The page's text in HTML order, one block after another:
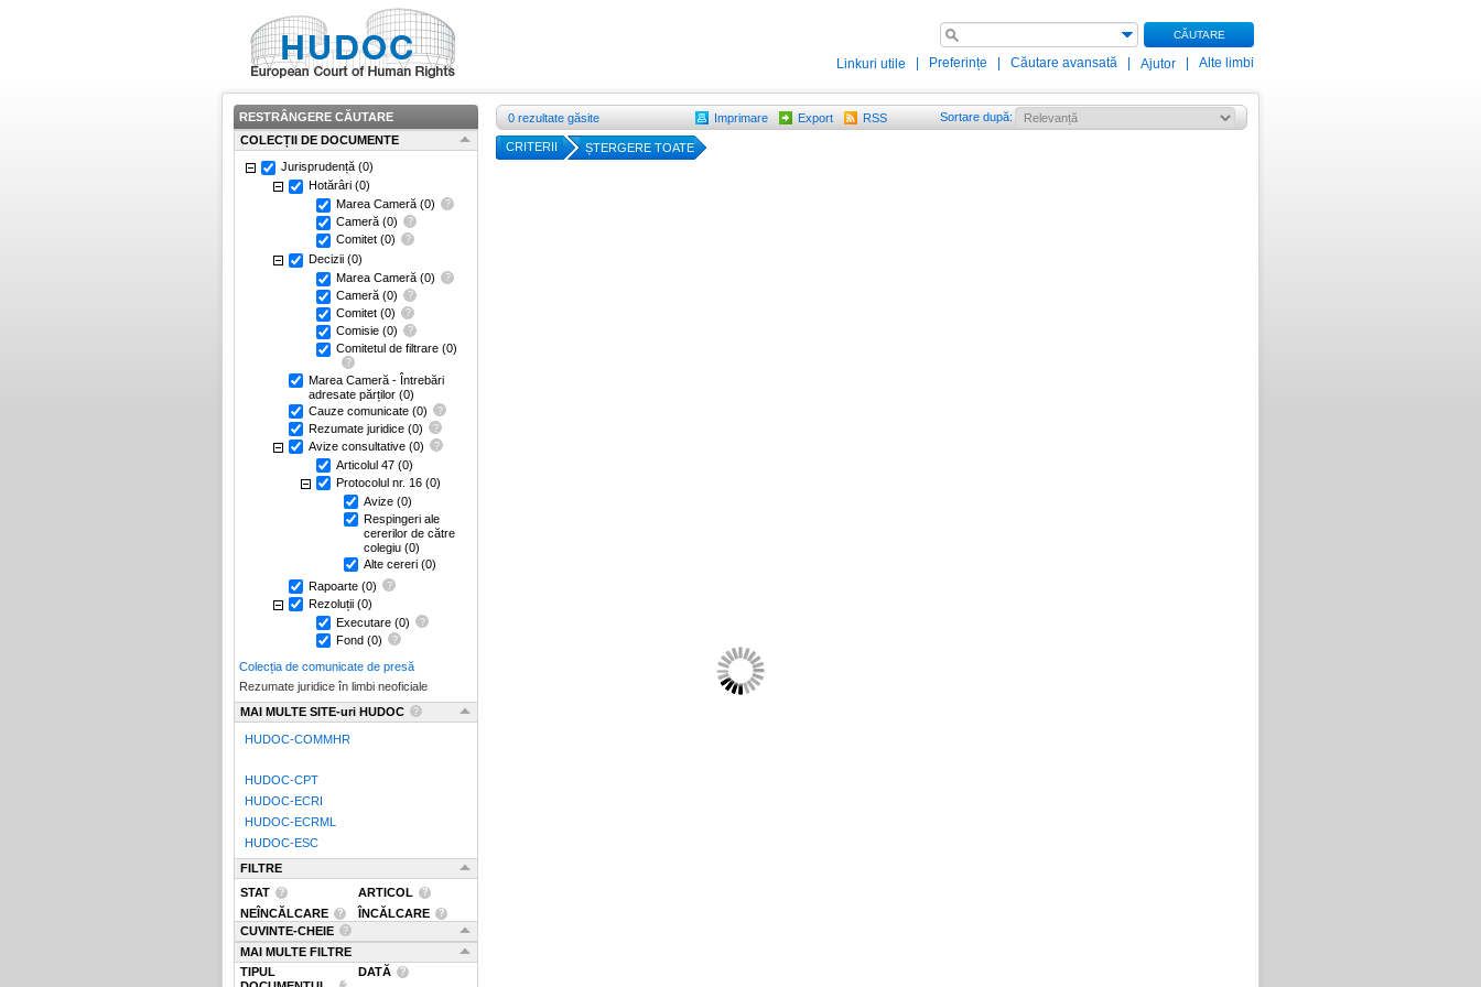
CĂUTARE
Linkuri utile Preferințe Căutare avansată Ajutor Alte limbi
RESTRÂNGERE CĂUTARE
COLECȚII DE DOCUMENTE
Jurisprudență (0)
Hotărâri (0)
Marea Cameră (0)
Cameră (0)
Comitet (0)
Decizii (0)
Marea Cameră (0)
Cameră (0)
Comitet (0)
Comisie (0)
Comitetul de filtrare (0)
Marea Cameră - Întrebări
adresate părților (0)
Cauze comunicate (0)
Rezumate juridice (0)
Avize consultative (0)
Articolul 47 (0)
Protocolul nr. 16 (0)
Avize (0)
Respingeri ale
cererilor de către
colegiu (0)
Alte cereri (0)
Rapoarte (0)
Rezoluții (0)
Executare (0)
Fond (0)
Colecția de comunicate de presă
Rezumate juridice în limbi neoficiale
MAI MULTE SITE-uri HUDOC
HUDOC-COMMHR
HUDOC-CPT
HUDOC-ECRI
HUDOC-ECRML
HUDOC-ESC
FILTRE
STAT
ARTICOL
NEÎNCĂLCARE
ÎNCĂLCARE
CUVINTE-CHEIE
MAI MULTE FILTRE
TIPUL
DATĂ
0 rezultate găsite Imprimare Export RSS Sortare după:
CRITERII ȘTERGERE TOATE